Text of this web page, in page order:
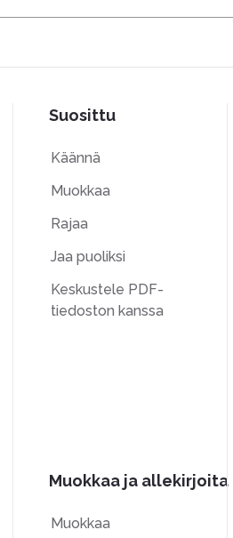
Suosittu
Käännä
Muokkaa
Rajaa
Jaa puoliksi
Keskustele PDF-
tiedoston kanssa
Muokkaa ja allekirjoita
Muokkaa